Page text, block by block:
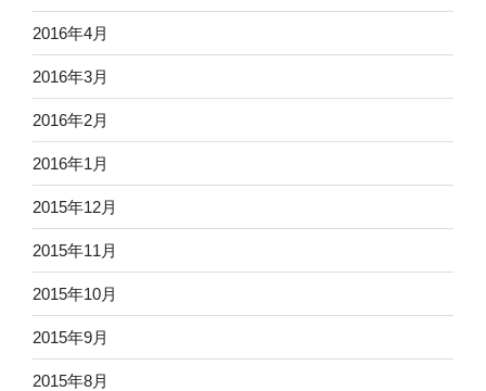
2016年4月
2016年3月
2016年2月
2016年1月
2015年12月
2015年11月
2015年10月
2015年9月
2015年8月